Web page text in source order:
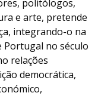
politólogos,
e arte, pretende
integrando-o na
Portugal no século
relações
democrática,